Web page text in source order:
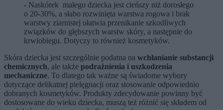
- Naskórek małego dziecka jest cieńszy niż dorosłego
o 20-30%, a słabo rozwinięta warstwa rogowa i brak
warstwy ziarnistej ułatwia przenikanie szkodliwych
związków do głębszych warstw skóry, a następnie do
krwiobiegu. Dotyczy to również kosmetyków.
Skóra dziecka jest szczególnie podatna na wchłanianie substancji
chemicznych, ale także podrażnienia i uszkodzenia
mechaniczne. To dlatego tak ważne są świadome wybory
dotyczące delikatnej pielęgnacji oraz stosowanie odpowiednio
dobranych kosmetyków. Produkty zdecydowanie powinny być
dostosowane do wieku dziecka, muszą też różnić się składem od